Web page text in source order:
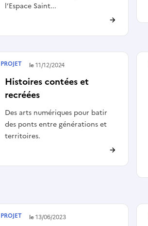
l’Espace Saint...
Histoires contées et
recréées
Des arts numériques pour batir
des ponts entre générations et
territoires.
Terminé le11/12/2024
PROJET
Terminé le13/06/2023
PROJET